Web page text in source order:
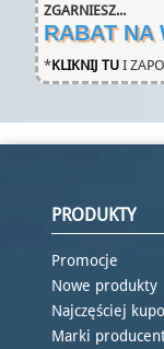
ZGARNIESZ...
RABAT NA
*KLIKNIJ TU I
PRODUKTY
Promocje
Nowe produkty
Najczęściej
Marki